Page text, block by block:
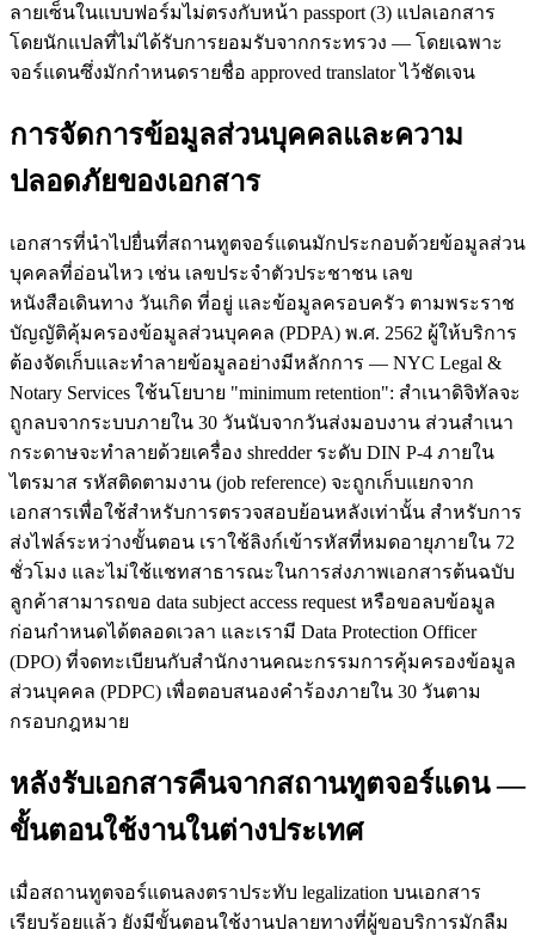
ลายเซ็นในแบบฟอร์มไม่ตรงกับหน้า passport (3) แปลเอกสาร
โดยนักแปลที่ไม่ได้รับการยอมรับจากกระทรวง — โดยเฉพาะ
จอร์แดนซึ่งมักกำหนดรายชื่อ approved translator ไว้ชัดเจน
การจัดการข้อมูลส่วนบุคคลและความ
ปลอดภัยของเอกสาร
เอกสารที่นำไปยื่นที่สถานทูตจอร์แดนมักประกอบด้วยข้อมูลส่วน
บุคคลที่อ่อนไหว เช่น เลขประจำตัวประชาชน เลข
หนังสือเดินทาง วันเกิด ที่อยู่ และข้อมูลครอบครัว ตามพระราช
บัญญัติคุ้มครองข้อมูลส่วนบุคคล (PDPA) พ.ศ. 2562 ผู้ให้บริการ
ต้องจัดเก็บและทำลายข้อมูลอย่างมีหลักการ — NYC Legal &
Notary Services ใช้นโยบาย "minimum retention": สำเนาดิจิทัลจะ
ถูกลบจากระบบภายใน 30 วันนับจากวันส่งมอบงาน ส่วนสำเนา
กระดาษจะทำลายด้วยเครื่อง shredder ระดับ DIN P-4 ภายใน
ไตรมาส รหัสติดตามงาน (job reference) จะถูกเก็บแยกจาก
เอกสารเพื่อใช้สำหรับการตรวจสอบย้อนหลังเท่านั้น สำหรับการ
ส่งไฟล์ระหว่างขั้นตอน เราใช้ลิงก์เข้ารหัสที่หมดอายุภายใน 72
ชั่วโมง และไม่ใช้แชทสาธารณะในการส่งภาพเอกสารต้นฉบับ
ลูกค้าสามารถขอ data subject access request หรือขอลบข้อมูล
ก่อนกำหนดได้ตลอดเวลา และเรามี Data Protection Officer
(DPO) ที่จดทะเบียนกับสำนักงานคณะกรรมการคุ้มครองข้อมูล
ส่วนบุคคล (PDPC) เพื่อตอบสนองคำร้องภายใน 30 วันตาม
กรอบกฎหมาย
หลังรับเอกสารคืนจากสถานทูตจอร์แดน —
ขั้นตอนใช้งานในต่างประเทศ
เมื่อสถานทูตจอร์แดนลงตราประทับ legalization บนเอกสาร
เรียบร้อยแล้ว ยังมีขั้นตอนใช้งานปลายทางที่ผู้ขอบริการมักลืม